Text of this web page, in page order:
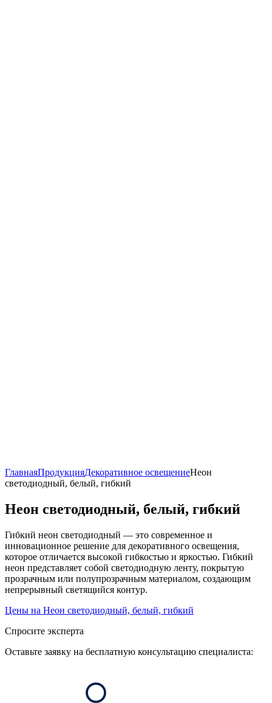
ГлавнаяПродукцияДекоративное освещениеНеон
светодиодный, белый, гибкий
Неон светодиодный, белый, гибкий
Гибкий неон светодиодный — это современное и
инновационное решение для декоративного освещения,
которое отличается высокой гибкостью и яркостью. Гибкий
неон представляет собой светодиодную ленту, покрытую
прозрачным или полупрозрачным материалом, создающим
непрерывный светящийся контур.
Цены на Неон светодиодный, белый, гибкий
Спросите эксперта
Оставьте заявку на бесплатную консультацию специалиста: